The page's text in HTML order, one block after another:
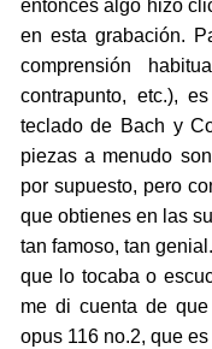
entonces algo hizo
en esta grabación.
comprensión
contrapunto, etc.),
teclado de Bach y
piezas a menudo
por supuesto, pero
que obtienes en las
tan famoso, tan
que lo tocaba o
me di cuenta de
opus 116 no.2, que